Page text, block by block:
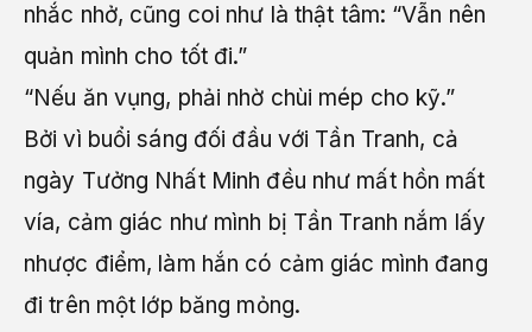
nhắc nhở, cũng coi như là thật tâm: “Vẫn nên
quản mình cho tốt đi.”
“Nếu ăn vụng, phải nhờ chùi mép cho kỹ.”
Bởi vì buổi sáng đối đầu với Tần Tranh, cả
ngày Tưởng Nhất Minh đều như mất hồn mất
vía, cảm giác như mình bị Tần Tranh nắm lấy
nhược điểm, làm hắn có cảm giác mình đang
đi trên một lớp băng mỏng.